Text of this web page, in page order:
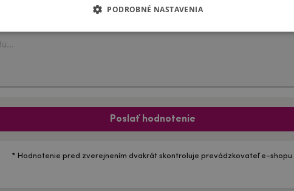
Poslať hodnotenie
* Hodnotenie pred zverejnením dvakrát skontroluje prevádzkovateľ e-shopu.
PODROBNÉ NASTAVENIA